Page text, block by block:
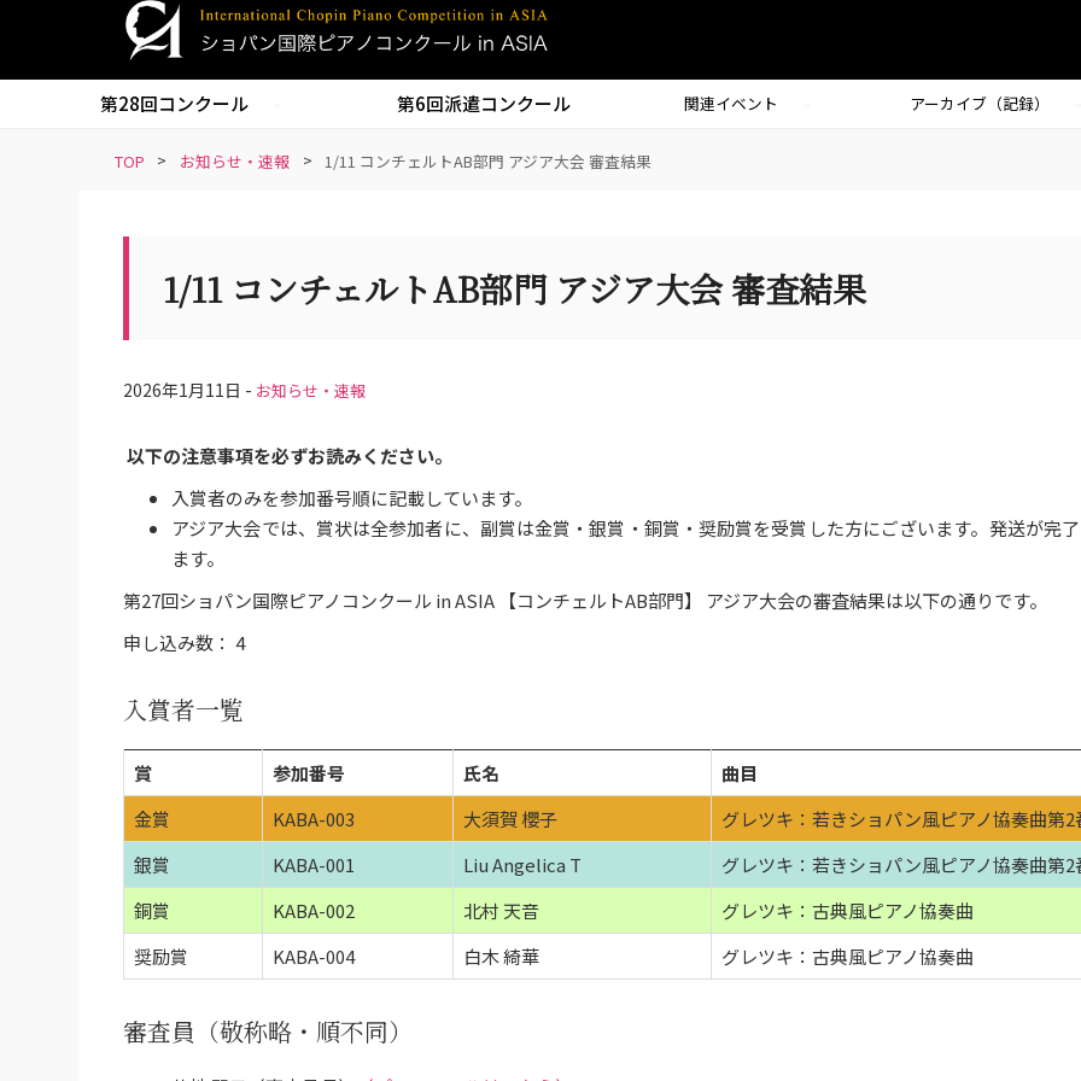
i
第28回コンクール 第6回派遣コンクール 関連イベント アーカイブ（記録）
TOP > お知らせ・速報 > 1/11 コンチェルトAB部門 アジア大会 審査結果
1/11 コンチェルトAB部門 アジア大会 審査結果
2026年1月11日 - お知らせ・速報
以下の注意事項を必ずお読みください。
入賞者のみを参加番号順に記載しています。
アジア大会では、賞状は全参加者に、副賞は金賞・銀賞・銅賞・奨励賞を受賞した方にございます。発送が完
ます。
第27回ショパン国際ピアノコンクール in ASIA 【コンチェルトAB部門】 アジア大会の審査結果は以下の通りです。
申し込み数： 4
入賞者一覧
賞 参加番号 氏名
曲目
金賞
KABA-003 大須賀 櫻子
グレツキ：若きショパン風ピアノ協奏曲第2
銀賞
KABA-001 Liu Angelica T
グレツキ：若きショパン風ピアノ協奏曲第2
銅賞
KABA-002 北村 天音
グレツキ：古典風ピアノ協奏曲
奨励賞
KABA-004 白木 綺華 グレツキ：古典風ピアノ協奏曲
審査員 （敬称略・順不同）